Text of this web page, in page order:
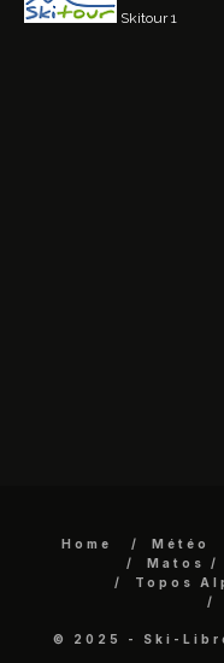
Skitour1
Home Météo
Matos /
Topos
© 2025 - Ski-